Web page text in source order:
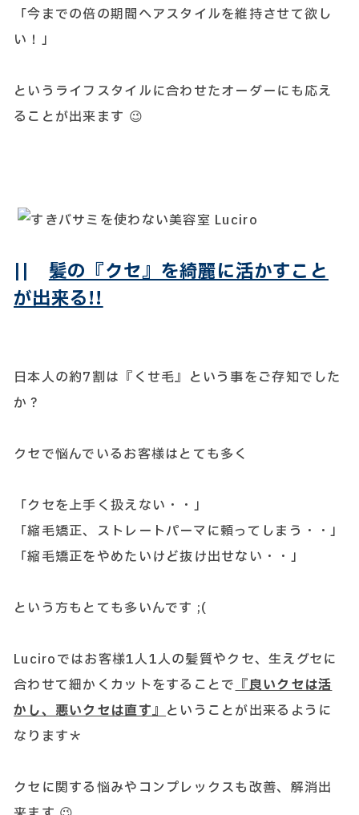
「今までの倍の期間ヘアスタイルを維持させて欲し
い！」
というライフスタイルに合わせたオーダーにも応え
ることが出来ます 😉
||髪の『クセ』を綺麗に活かすこと
が出来る!!
日本人の約7割は『くせ毛』という事をご存知でした
か？
クセで悩んでいるお客様はとても多く
「クセを上手く扱えない・・」
「縮毛矯正、ストレートパーマに頼ってしまう・・」
「縮毛矯正をやめたいけど抜け出せない・・」
という方もとても多いんです ;(
Luciroではお客様1人1人の髪質やクセ、生えグセに
合わせて細かくカットをすることで『良いクセは活
かし、悪いクセは直す』ということが出来るように
なります＊
クセに関する悩みやコンプレックスも改善、解消出